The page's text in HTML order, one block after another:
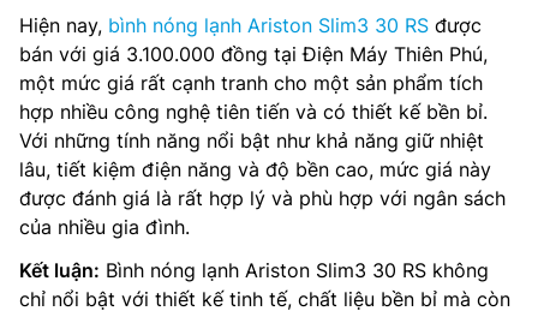
Hiện nay, bình nóng lạnh Ariston Slim3 30 RS được
bán với giá 3.100.000 đồng tại Điện Máy Thiên Phú,
một mức giá rất cạnh tranh cho một sản phẩm tích
hợp nhiều công nghệ tiên tiến và có thiết kế bền bỉ.
Với những tính năng nổi bật như khả năng giữ nhiệt
lâu, tiết kiệm điện năng và độ bền cao, mức giá này
được đánh giá là rất hợp lý và phù hợp với ngân sách
của nhiều gia đình.
Kết luận: Bình nóng lạnh Ariston Slim3 30 RS không
chỉ nổi bật với thiết kế tinh tế, chất liệu bền bỉ mà còn